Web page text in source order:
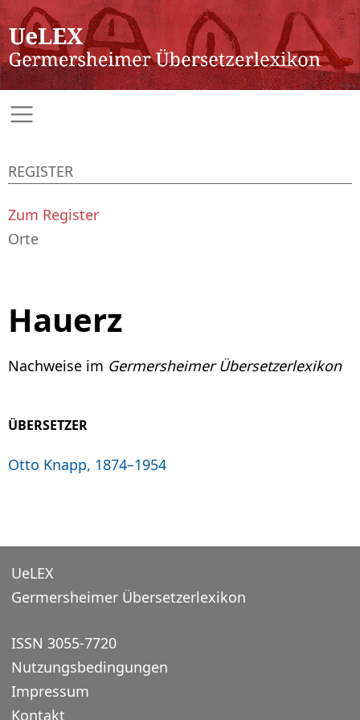
Hauerz
Nachweise im Germersheimer Übersetzerlexikon
ÜBERSETZER
Otto Knapp, 1874–1954
REGISTER
Zum Register
Orte
UeLEX
Germersheimer Übersetzerlexikon
ISSN 3055-7720
Nutzungsbedingungen
Impressum
Kontakt